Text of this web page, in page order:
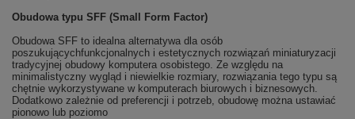
Obudowa typu SFF (Small Form Factor)
Obudowa SFF to idealna alternatywa dla osób
poszukującychfunkcjonalnych i estetycznych rozwiązań miniaturyzacji
tradycyjnej obudowy komputera osobistego. Ze względu na
minimalistyczny wygląd i niewielkie rozmiary, rozwiązania tego typu są
chętnie wykorzystywane w komputerach biurowych i biznesowych.
Dodatkowo zależnie od preferencji i potrzeb, obudowę można ustawiać
pionowo lub poziomo